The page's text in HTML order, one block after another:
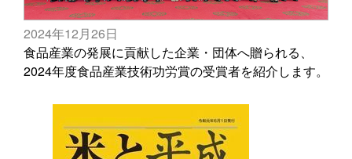
2024年12月26日
食品産業の発展に貢献した企業・団体へ贈られる、
2024年度食品産業技術功労賞の受賞者を紹介します。